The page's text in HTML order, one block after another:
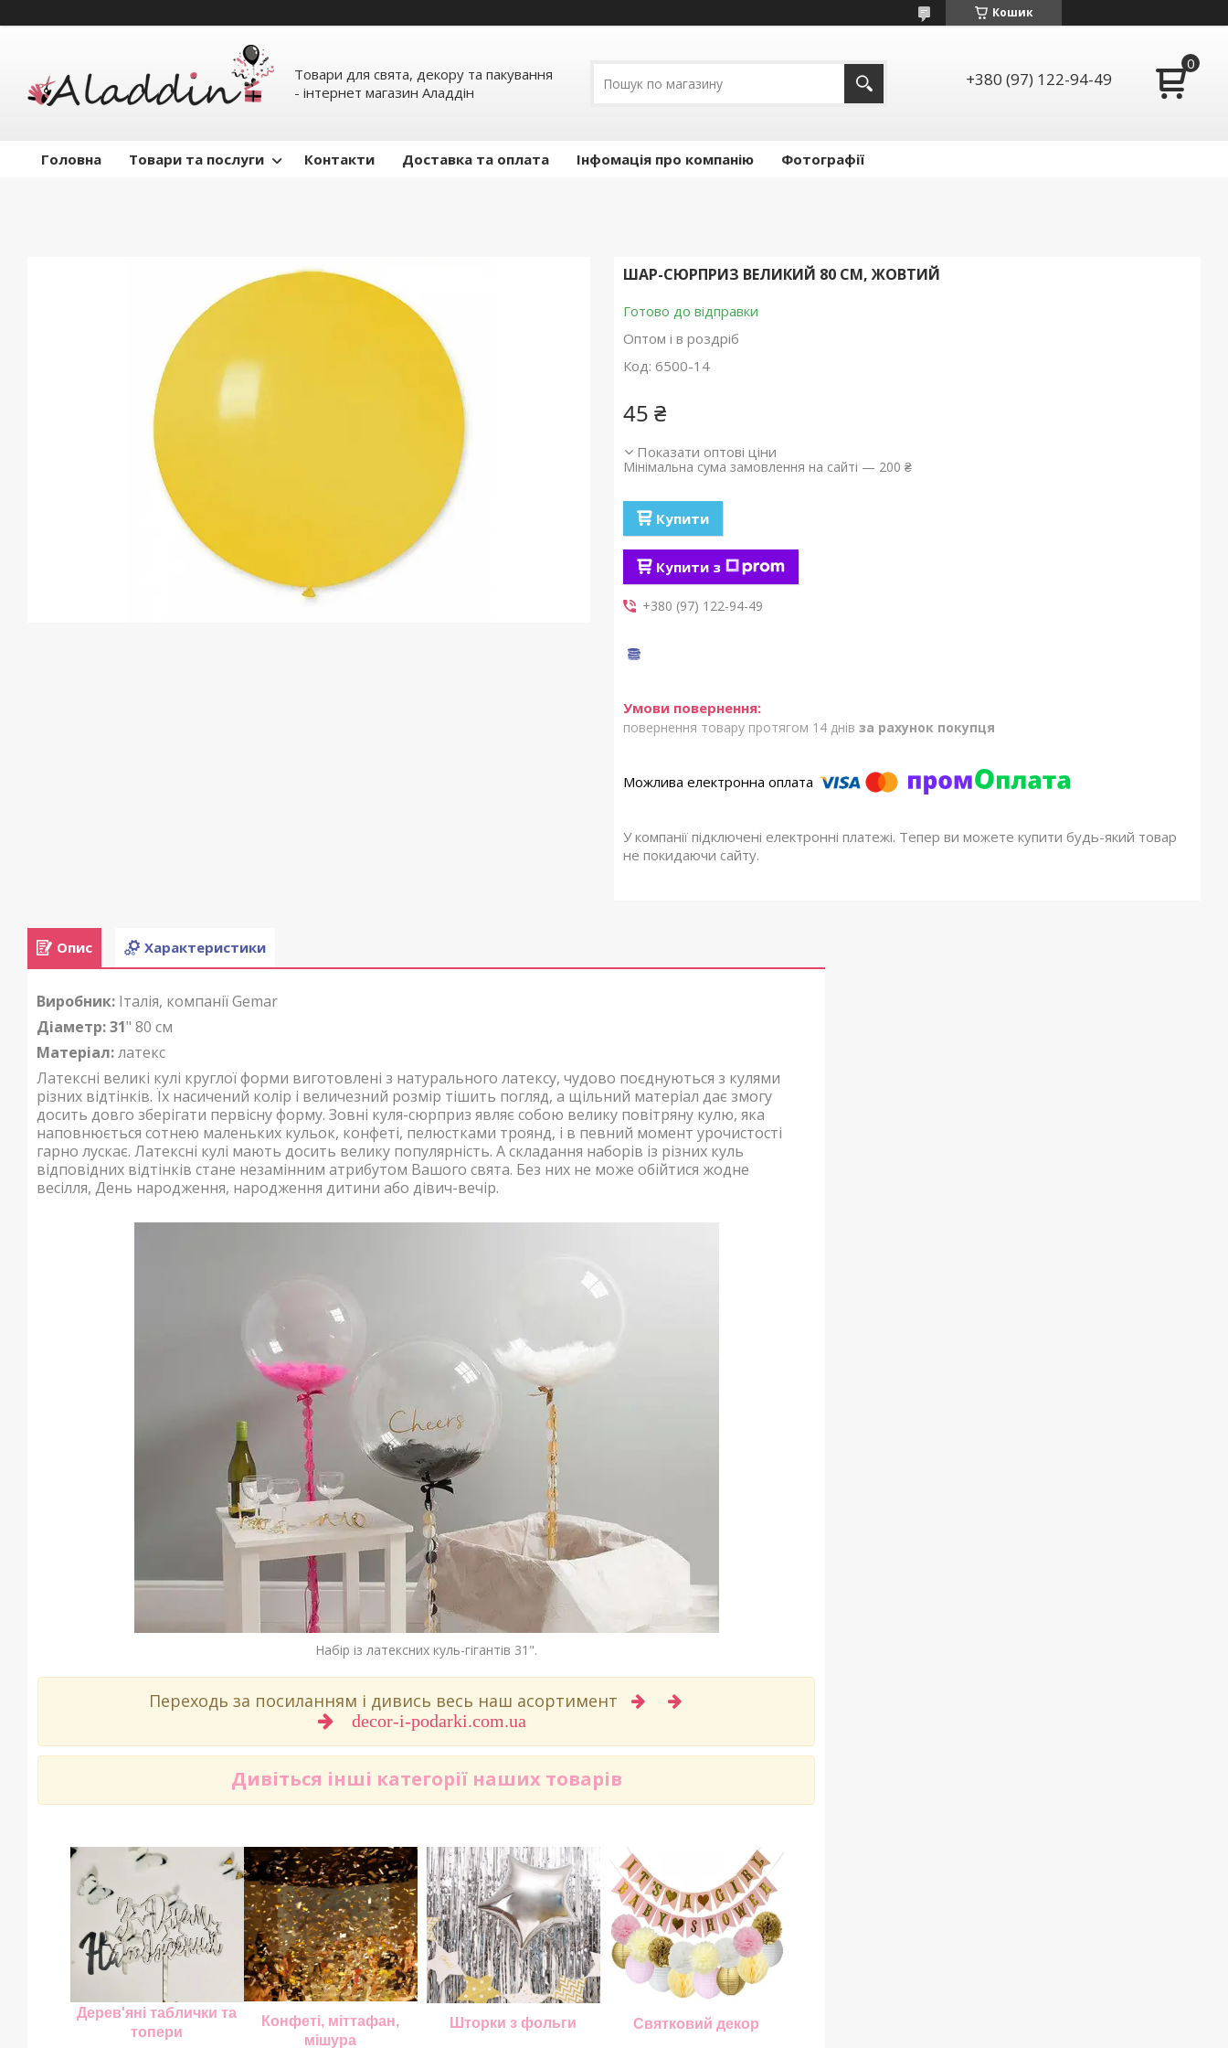
Кошик
Товари для свята, декору та пакування
- інтернет магазин Аладдін
+380 (97) 122-94-49
Головна Товари та послуги Контакти Доставка та оплата Інфомація про компанію Фотографії
ШАР-СЮРПРИЗ ВЕЛИКИЙ 80 СМ, ЖОВТИЙ
Готово до відправки
Оптом і в роздріб
Код: 6500-14
45 ₴
Показати оптові ціни
Мінімальна сума замовлення на сайті — 200 ₴
Купити
Купити з
+380 (97) 122-94-49
повернення товару протягом 14 днів за рахунок покупця
У компанії підключені електронні платежі. Тепер ви можете купити будь-який товар
не покидаючи сайту.
Опис Характеристики
Виробник: Італія, компанії Gemar
Діаметр: 31" 80 см
Матеріал:латекс
Латексні великі кулі круглої форми виготовлені з натурального латексу, чудово поєднуються з кулями
різних відтінків. Їх насичений колір і величезний розмір тішить погляд, а щільний матеріал дає змогу
досить довго зберігати первісну форму. Зовні куля-сюрприз являє собою велику повітряну кулю, яка
наповнюється сотнею маленьких кульок, конфеті, пелюстками троянд, і в певний момент урочистості
гарно лускає. Латексні кулі мають досить велику популярність. А складання наборів із різних куль
відповідних відтінків стане незамінним атрибутом Вашого свята. Без них не може обійтися жодне
весілля, День народження, народження дитини або дівич-вечір.
Набір із латексних куль-гігантів 31".
Переходь за посиланням і дивись весь наш асортимент
decor-i-podarki.com.ua
Дивіться інші категорії наших товарів
Дерев'яні таблички та
топери
Конфеті, міттафан,
мішура
Шторки з фольги Святковий декор